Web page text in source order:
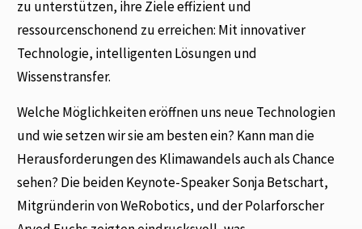
zu unterstützen, ihre Ziele effizient und
ressourcenschonend zu erreichen: Mit innovativer
Technologie, intelligenten Lösungen und
Wissenstransfer.
Welche Möglichkeiten eröffnen uns neue Technologien
und wie setzen wir sie am besten ein? Kann man die
Herausforderungen des Klimawandels auch als Chance
sehen? Die beiden Keynote-Speaker Sonja Betschart,
Mitgründerin von WeRobotics, und der Polarforscher